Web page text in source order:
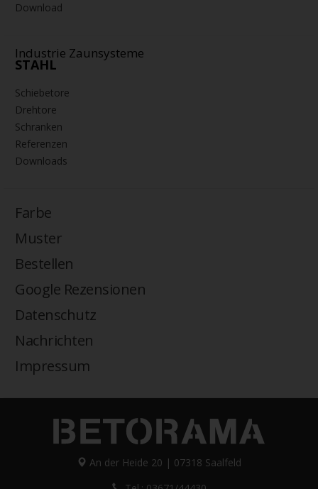
Download
Industrie Zaunsysteme
STAHL
Schiebetore
Drehtore
Schranken
Referenzen
Downloads
Farbe
Muster
Bestellen
Google Rezensionen
Datenschutz
Nachrichten
Impressum
An der Heide 20 | 07318 Saalfeld